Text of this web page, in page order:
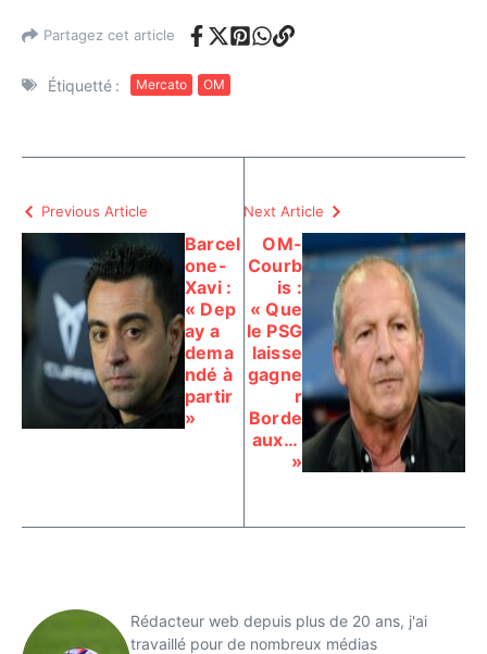
Partagez cet article
Étiquetté : Mercato OM
Previous Article
Barcel
one-
Xavi :
« Dep
ay a
dema
ndé à
partir
»
Next Article
OM-
Courb
is :
« Que
le PSG
laisse
gagne
r
Borde
aux…
»
Rédacteur web depuis plus de 20 ans, j'ai
travaillé pour de nombreux médias